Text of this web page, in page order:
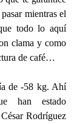
mientras el
todo lo aquí
clama y como
de café…
de -58 kg. Ahí
han estado
Rodríguez